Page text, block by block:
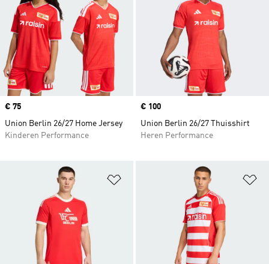
Price
€ 75
Union Berlin 26/27 Home Jersey
Kinderen Performance
Price
€ 100
Union Berlin 26/27 Thuisshirt
Heren Performance
Op verlanglijst zetten